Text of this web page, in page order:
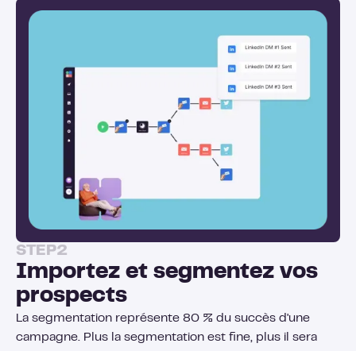
STEP2
Importez et segmentez vos
prospects
La segmentation représente 80 % du succès d'une
campagne. Plus la segmentation est fine, plus il sera